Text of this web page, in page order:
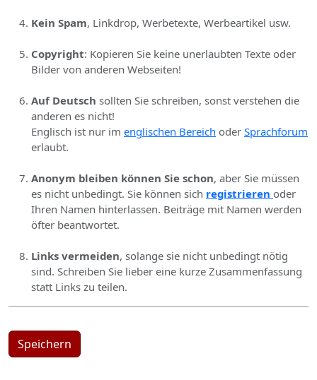
Kein Spam, Linkdrop, Werbetexte, Werbeartikel usw.
Copyright: Kopieren Sie keine unerlaubten Texte oder
Bilder von anderen Webseiten!
Auf Deutsch sollten Sie schreiben, sonst verstehen die
anderen es nicht!
Englisch ist nur im englischen Bereich oder Sprachforum
erlaubt.
Anonym bleiben können Sie schon, aber Sie müssen
es nicht unbedingt. Sie können sich registrieren oder
Ihren Namen hinterlassen. Beiträge mit Namen werden
öfter beantwortet.
Links vermeiden, solange sie nicht unbedingt nötig
sind. Schreiben Sie lieber eine kurze Zusammenfassung
statt Links zu teilen.
Speichern